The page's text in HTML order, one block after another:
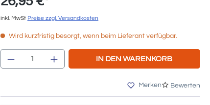
inkl. MwSt Preise zzgl. Versandkosten
Wird kurzfristig besorgt, wenn beim Lieferant verfügbar.
Produkt Anzahl: Gib den gewünschten
IN DEN WARENKORB
Merken Bewerten